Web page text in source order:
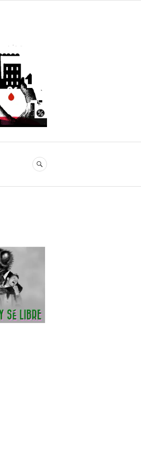
BUSCAR